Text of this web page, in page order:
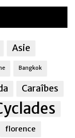
Asie
Bangkok
Caraîbes
florence